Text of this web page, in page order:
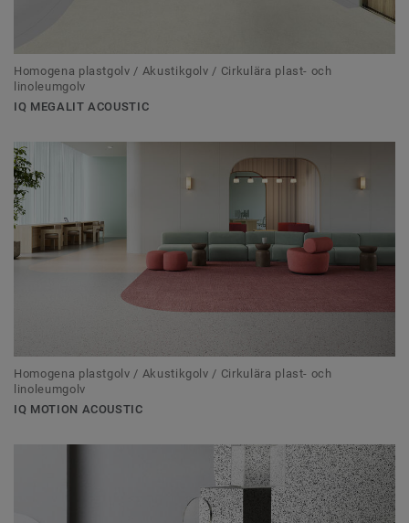
Homogena plastgolv / Akustikgolv / Cirkulära plast- och
linoleumgolv
IQ MEGALIT ACOUSTIC
Homogena plastgolv / Akustikgolv / Cirkulära plast- och
linoleumgolv
IQ MOTION ACOUSTIC